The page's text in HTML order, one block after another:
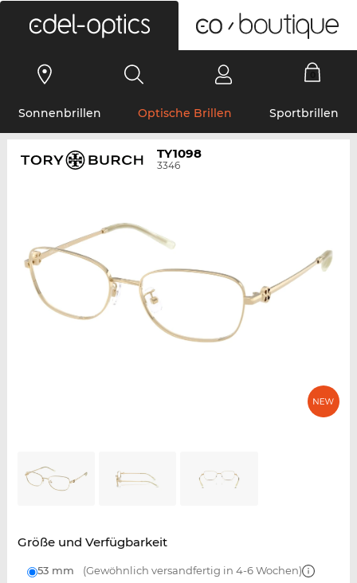
Sonnenbrillen Optische Brillen Sportbrillen
TY1098
3346
Größe und Verfügbarkeit
53 mm (Gewöhnlich versandfertig in 4-6 Wochen)